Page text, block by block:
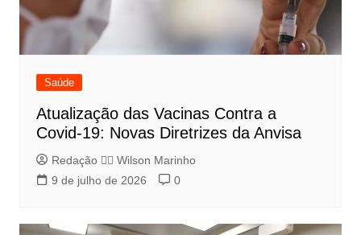
Saúde
Atualização das Vacinas Contra a
Covid-19: Novas Diretrizes da Anvisa
Redação 👨‍⚖️​ Wilson Marinho
9 de julho de 2026
0